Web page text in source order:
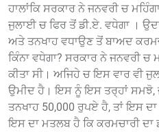
ਹਾਲਾਂਕਿ ਸਰਕਾਰ ਨੇ ਜਨਵਰੀ ਚ
ਜੁਲਾਈ ਚ ਫਿਰ ਤੋਂ ਡੀ.ਏ. ਵਧੇਗਾ ।
ਅਤੇ ਤਨਖਾਹ ਵਧਾਉਣ ਤੋਂ ਬਾਅਦ
ਕਿੰਨਾ ਵਧੇਗਾ? ਸਰਕਾਰ ਨੇ ਜਨਵਰੀ ਚ
ਕੀਤਾ ਸੀ। ਅਜਿਹੇ ਚ ਇਸ ਵਾਰ ਵੀ
ਉਮੀਦ ਹੈ। ਇਸ ਨੂੰ ਇਸ ਤਰ੍ਹਾਂ ਸਮਝੋ,
ਤਨਖਾਹ 50,000 ਰੁਪਏ ਹੈ, ਤਾਂ ਇਸ
ਇਸ ਦਾ ਮਤਲਬ ਹੈ ਕਿ ਕਰਮਚਾਰੀ ਦਾ